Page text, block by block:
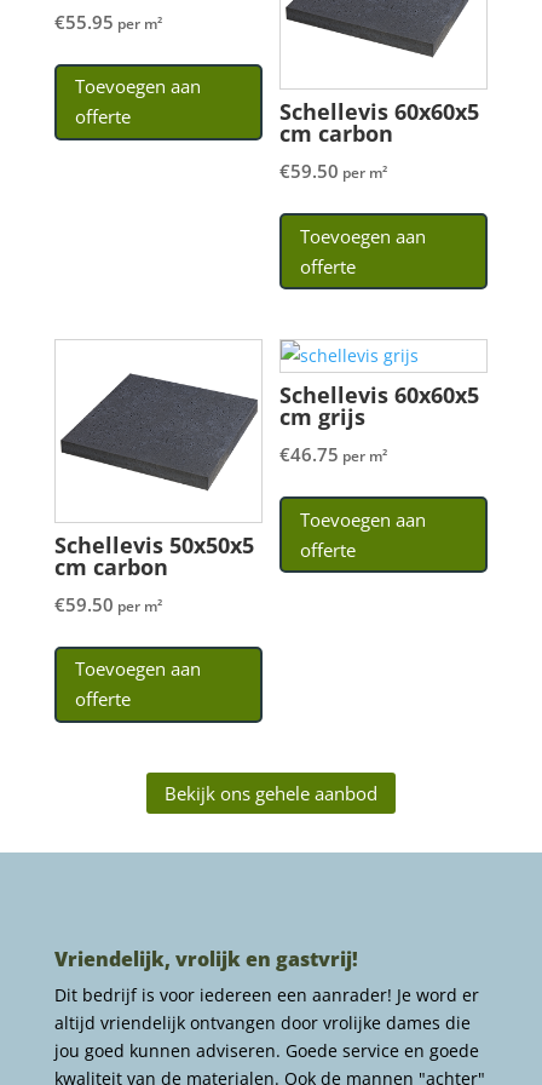
€55.95 per m²
Toevoegen aan
offerte
Schellevis 60x60x5
cm carbon
€59.50 per m²
Toevoegen aan
offerte
Schellevis 50x50x5
cm carbon
€59.50 per m²
Toevoegen aan
offerte
Schellevis 60x60x5
cm grijs
€46.75 per m²
Toevoegen aan
offerte
Bekijk ons gehele aanbod
Vriendelijk, vrolijk en gastvrij!
Dit bedrijf is voor iedereen een aanrader! Je word er
altijd vriendelijk ontvangen door vrolijke dames die
jou goed kunnen adviseren. Goede service en goede
kwaliteit van de materialen. Ook de mannen "achter"